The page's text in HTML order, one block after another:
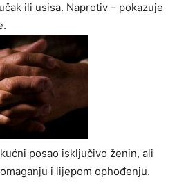
ili usisa. Naprotiv – pokazuje
posao isključivo ženin, ali
i lijepom ophođenju.